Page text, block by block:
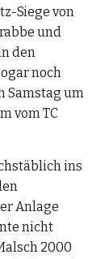
Siege von
und
den
noch
Samstag um
vom TC
ins
Anlage
nicht
2000